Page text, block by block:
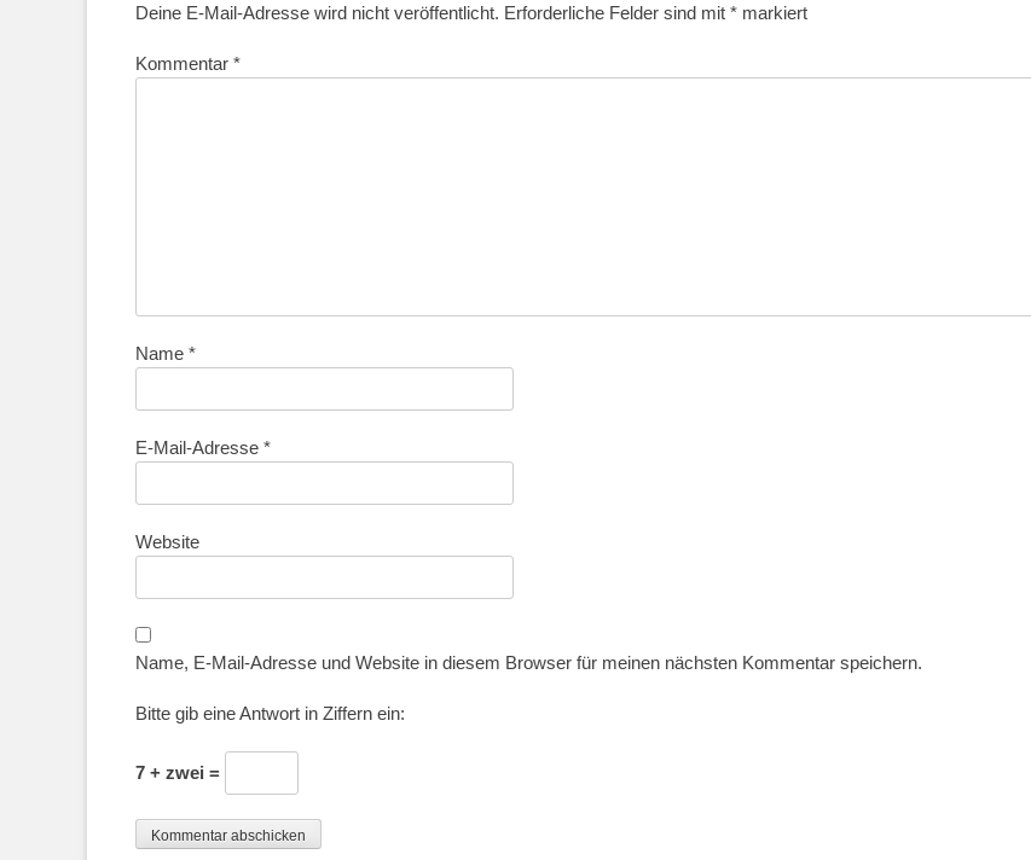
Deine E-Mail-Adresse wird nicht veröffentlicht. Erforderliche Felder sind mit * markiert
Kommentar *
Name *
E-Mail-Adresse *
Website
Name, E-Mail-Adresse und Website in diesem Browser für meinen nächsten Kommentar speichern.
Bitte gib eine Antwort in Ziffern ein:
7 + zwei =